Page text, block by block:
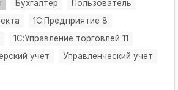
Бухгалтер
Пользователь
1С:Предприятие 8
1С:Управление торговлей 11
учет
Управленческий учет